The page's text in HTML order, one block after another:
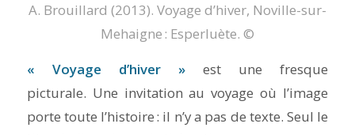
A. Brouillard (2013). Voyage d’hiver, Noville-sur-
Mehaigne : Esperluète. ©
« Voyage d’hiver » est une fresque
picturale. Une invitation au voyage où l’image
porte toute l’histoire : il n’y a pas de texte. Seul le